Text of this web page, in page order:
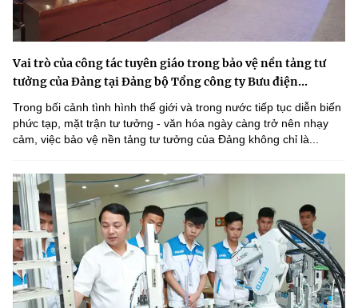
Vai trò của công tác tuyên giáo trong bảo vệ nền tảng tư
tưởng của Đảng tại Đảng bộ Tổng công ty Bưu điện...
Trong bối cảnh tình hình thế giới và trong nước tiếp tục diễn biến
phức tạp, mặt trận tư tưởng - văn hóa ngày càng trở nên nhạy
cảm, việc bảo vệ nền tảng tư tưởng của Đảng không chỉ là...